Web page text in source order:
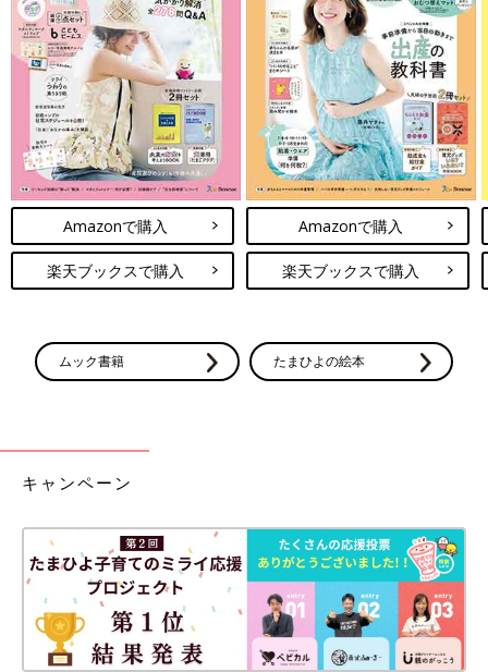
Amazonで購入
楽天ブックスで購入
Amazonで購入
楽天ブックスで購入
ムック書籍 たまひよの絵本
キャンペーン